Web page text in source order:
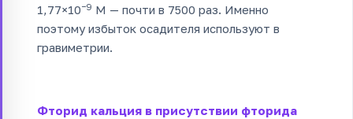
1,77×10−9 М — почти в 7500 раз. Именно
поэтому избыток осадителя используют в
гравиметрии.
Фторид кальция в присутствии фторида